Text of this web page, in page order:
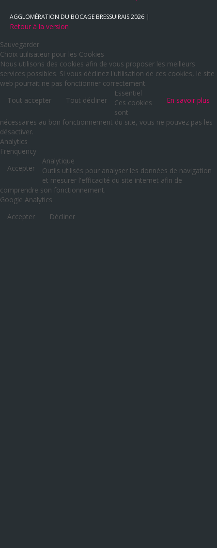
AGGLOMÉRATION DU BOCAGE BRESSUIRAIS2026
Retour à la version
Sauvegarder
Choix utilisateur pour les Cookies
Nous utilisons des cookies afin de vous proposer les meilleurs
services possibles. Si vous déclinez l'utilisation de ces cookies, le site
web pourrait ne pas fonctionner correctement.
Tout accepter
Tout décliner En savoir plus
Essentiel
Ces cookies
sont
nécessaires au bon fonctionnement du site, vous ne pouvez pas les
désactiver.
Analytics
Frenquency
Accepter
Analytique
Outils utilisés pour analyser les données de navigation
et mesurer l'efficacité du site internet afin de
comprendre son fonctionnement.
Google Analytics
Accepter
Décliner